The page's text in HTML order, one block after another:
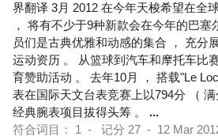
界翻译 3月 2012 在今年天梭希望在全
， 将有不少于9种新款会在今年的巴
员们是古典优雅和动感的集合 ， 充分
运动资历 。 从篮球到汽车和摩托车比
育赞助活动 。 去年10月 ， 搭载"Le
表在国际天文台表竞赛上以794分 （
经典腕表项目拔得头筹 。 ...
符合词目： 1 - 记分 27 - 12 Mar